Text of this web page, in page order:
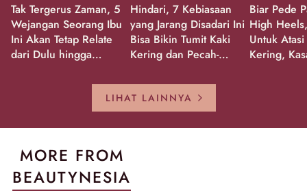
Tak Tergerus Zaman, 5
Wejangan Seorang Ibu
Ini Akan Tetap Relate
dari Dulu hingga
Hindari, 7 Kebiasaan
yang Jarang Disadari Ini
Bisa Bikin Tumit Kaki
Kering dan Pecah-
Biar Pede
High
Untuk
Kering,
LIHAT LAINNYA
MORE FROM
BEAUTYNESIA